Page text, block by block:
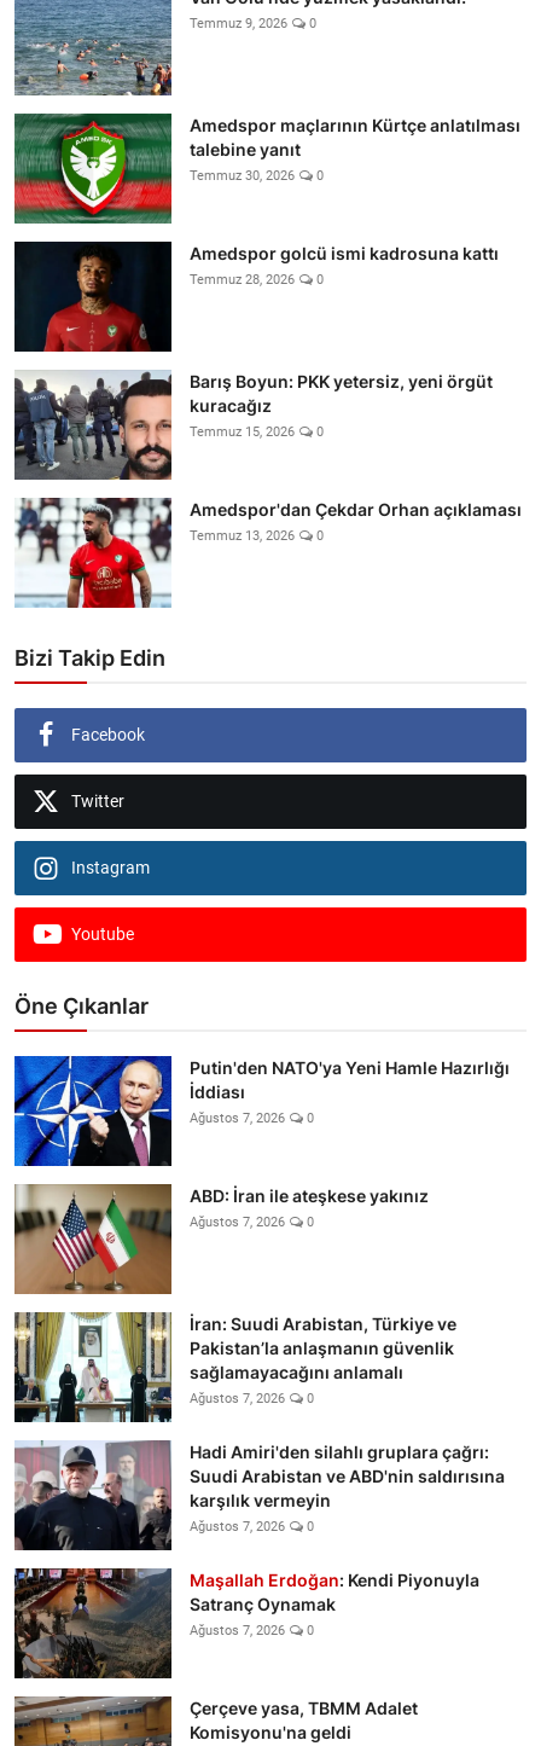
Temmuz 9, 2026 0
Amedspor maçlarının Kürtçe anlatılması
talebine yanıt
Temmuz 30, 2026 0
Amedspor golcü ismi kadrosuna kattı
Temmuz 28, 2026 0
Barış Boyun: PKK yetersiz, yeni örgüt
kuracağız
Temmuz 15, 2026 0
Amedspor'dan Çekdar Orhan açıklaması
Temmuz 13, 2026 0
Bizi Takip Edin
Facebook
Twitter
Instagram
Youtube
Öne Çıkanlar
Putin'den NATO'ya Yeni Hamle Hazırlığı
İddiası
Ağustos 7, 2026 0
ABD: İran ile ateşkese yakınız
Ağustos 7, 2026 0
İran: Suudi Arabistan, Türkiye ve
Pakistan’la anlaşmanın güvenlik
sağlamayacağını anlamalı
Ağustos 7, 2026 0
Hadi Amiri'den silahlı gruplara çağrı:
Suudi Arabistan ve ABD'nin saldırısına
karşılık vermeyin
Ağustos 7, 2026 0
Maşallah Erdoğan: Kendi Piyonuyla
Satranç Oynamak
Ağustos 7, 2026 0
Çerçeve yasa, TBMM Adalet
Komisyonu'na geldi